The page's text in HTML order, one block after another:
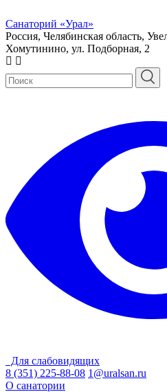
Санаторий «Урал»
Россия, Челябинская область,
Хомутинино, ул. Подборная, 2
Для слабовидящих
8 (351) 225-88-08 1@uralsan.ru
О санатории